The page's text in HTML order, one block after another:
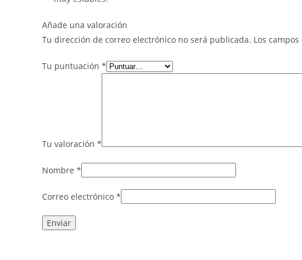
Añade una valoración
Tu dirección de correo electrónico no será publicada. Los
Tu puntuación *
Tu valoración *
Nombre *
Correo electrónico *